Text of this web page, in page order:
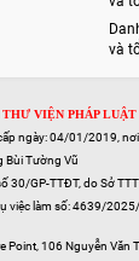
và
THƯ VIỆN PHÁP LUẬT
ngày: 04/01/2019, nơi
Bùi Tường Vũ
30/GP-TTĐT, do Sở
việc làm số: 4639/
Point, 106 Nguyễn Văn